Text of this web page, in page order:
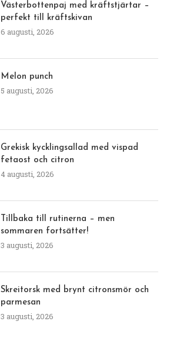
Västerbottenpaj med kräftstjärtar –
perfekt till kräftskivan
6 augusti, 2026
Melon punch
5 augusti, 2026
Grekisk kycklingsallad med vispad
fetaost och citron
4 augusti, 2026
Tillbaka till rutinerna – men
sommaren fortsätter!
3 augusti, 2026
Skreitorsk med brynt citronsmör och
parmesan
3 augusti, 2026